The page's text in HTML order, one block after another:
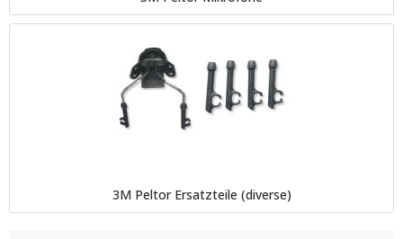
3M Peltor Ersatzteile (diverse)